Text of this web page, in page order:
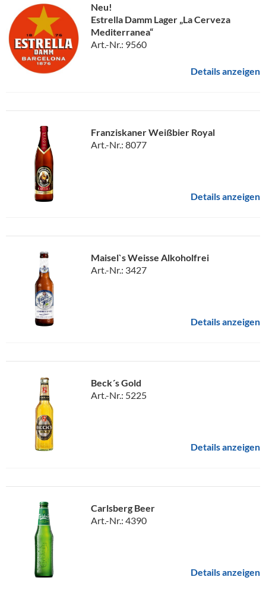
Neu!
Estrella Damm Lager „La Cerveza
Mediterranea“
Art.-Nr.: 9560
Details anzeigen
Franziskaner Weißbier Royal
Art.-Nr.: 8077
Details anzeigen
Maisel`s Weisse Alkoholfrei
Art.-Nr.: 3427
Details anzeigen
Beck´s Gold
Art.-Nr.: 5225
Details anzeigen
Carlsberg Beer
Art.-Nr.: 4390
Details anzeigen